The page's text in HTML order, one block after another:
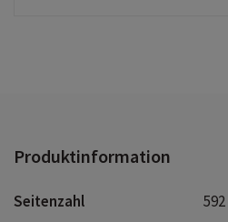
Produktinformation
Seitenzahl 592